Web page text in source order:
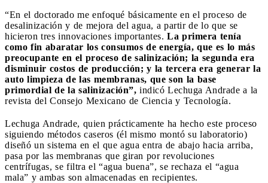
“En el doctorado me enfoqué básicamente en el proceso de
desalinización y de mejora del agua, a partir de lo que se
hicieron tres innovaciones importantes. La primera tenía
como fin abaratar los consumos de energía, que es lo más
preocupante en el proceso de salinización; la segunda era
disminuir costos de producción; y la tercera era generar la
auto limpieza de las membranas, que son la base
primordial de la salinización”, indicó Lechuga Andrade a la
revista del Consejo Mexicano de Ciencia y Tecnología.
Lechuga Andrade, quien prácticamente ha hecho este proceso
siguiendo métodos caseros (él mismo montó su laboratorio)
diseñó un sistema en el que agua entra de abajo hacia arriba,
pasa por las membranas que giran por revoluciones
centrífugas, se filtra el “agua buena”, se rechaza el “agua
mala” y ambas son almacenadas en recipientes.